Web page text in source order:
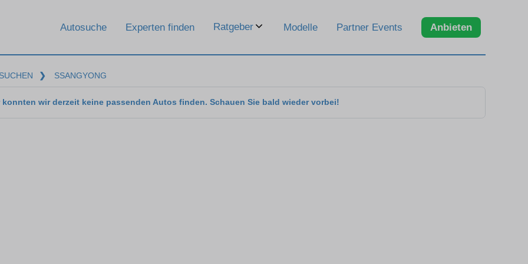
Autosuche Experten finden Ratgeber Modelle Partner Events Anbieten
❯ SSANGYONG
konnten wir derzeit keine passenden Autos finden. Schauen Sie bald wieder vorbei!